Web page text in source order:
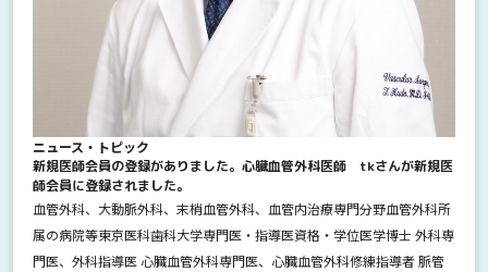
ニュース・トピック
新規医師会員の登録がありました。心臓血管外科医師 tkさんが新規医
師会員に登録されました。
血管外科、大動脈外科、末梢血管外科、血管内治療専門分野血管外科所
属の病院等東京医科歯科大学専門医・指導医資格・学位医学博士 外科専
門医、外科指導医 心臓血管外科専門医、心臓血管外科修練指導者 脈管